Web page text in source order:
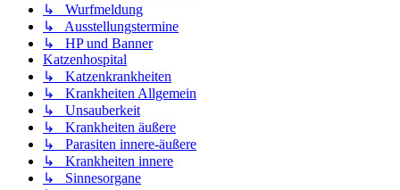
↳ Wurfmeldung
↳ Ausstellungstermine
↳ HP und Banner
Katzenhospital
↳ Katzenkrankheiten
↳ Krankheiten Allgemein
↳ Unsauberkeit
↳ Krankheiten äußere
↳ Parasiten innere-äußere
↳ Krankheiten innere
↳ Sinnesorgane